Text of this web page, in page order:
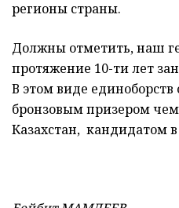
регионы страны.
Должны отметить, наш
протяжение 10-ти лет
В этом виде
бронзовым призером
Казахстан, кандидатом в